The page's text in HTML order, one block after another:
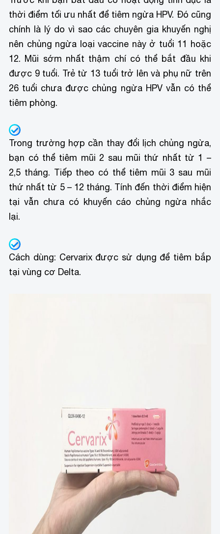
thời điểm tối ưu nhất để tiêm ngừa HPV. Đó cũng
chính là lý do vì sao các chuyên gia khuyến nghị
nên chủng ngừa loại vaccine này ở tuổi 11 hoặc
12. Mũi sớm nhất thậm chí có thể bắt đầu khi
được 9 tuổi. Trẻ từ 13 tuổi trở lên và phụ nữ trên
26 tuổi chưa được chủng ngừa HPV vẫn có thể
tiêm phòng.
Trong trường hợp cần thay đổi lịch chủng ngừa,
bạn có thể tiêm mũi 2 sau mũi thứ nhất từ 1 –
2,5 tháng. Tiếp theo có thể tiêm mũi 3 sau mũi
thứ nhất từ 5 – 12 tháng. Tính đến thời điểm hiện
tại vẫn chưa có khuyến cáo chủng ngừa nhắc
lại.
Cách dùng: Cervarix được sử dụng để tiêm bắp
tại vùng cơ Delta.